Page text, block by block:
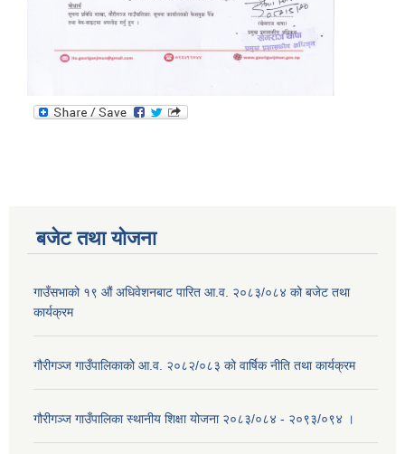
बजेट तथा याेजना
गाउँसभाको १९ औं अधिवेशनबाट पारित आ.व. २०८३/०८४ को बजेट तथा
कार्यक्रम
गौरीगञ्ज गाउँपालिकाको आ.व. २०८२/०८३ को वार्षिक नीति तथा कार्यक्रम
गौरीगञ्ज गाउँपालिका स्थानीय शिक्षा योजना २०८३/०८४ - २०९३/०९४ ।